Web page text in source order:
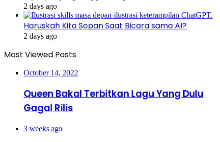
2 days ago
Haruskah Kita Sopan Saat Bicara sama AI?
2 days ago
Most Viewed Posts
October 14, 2022
Queen Bakal Terbitkan Lagu Yang Dulu
Gagal Rilis
3 weeks ago